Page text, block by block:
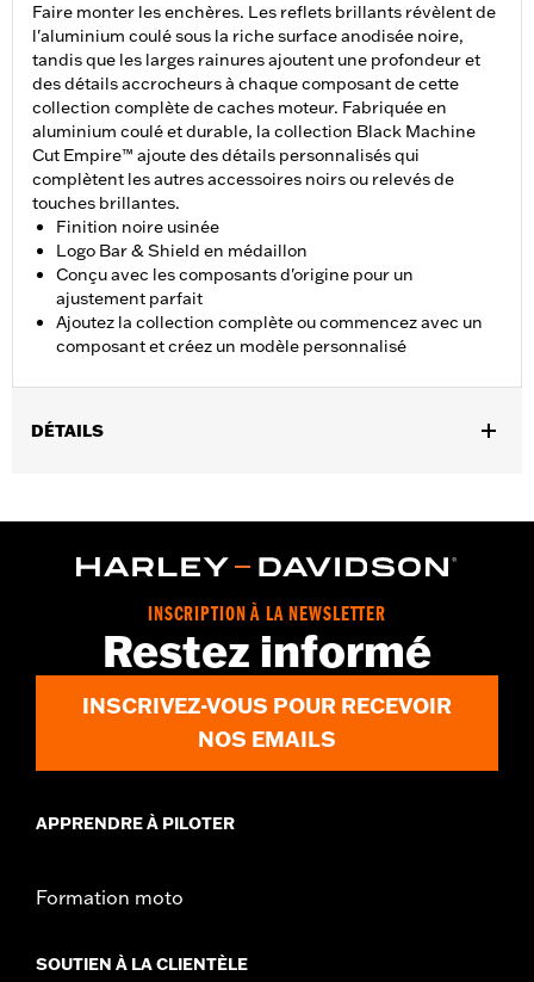
Faire monter les enchères. Les reflets brillants révèlent de
l'aluminium coulé sous la riche surface anodisée noire,
tandis que les larges rainures ajoutent une profondeur et
des détails accrocheurs à chaque composant de cette
collection complète de caches moteur. Fabriquée en
aluminium coulé et durable, la collection Black Machine
Cut Empire™ ajoute des détails personnalisés qui
complètent les autres accessoires noirs ou relevés de
touches brillantes.
Finition noire usinée
Logo Bar & Shield en médaillon
Conçu avec les composants d'origine pour un
ajustement parfait
Ajoutez la collection complète ou commencez avec un
composant et créez un modèle personnalisé
DÉTAILS
Instructions d’installation
Empire
Vendu à l'unité:Chaque
Dans la boîte:Cache d’allumage et instructions d’installation
GARANTIE:,,,,,,,,,,,,,,,,,,,,,,,,,,,,,,,,,,,,,,,,,,,,,,,,,,,,,,,,,,,,,,
nécessiter l'achat de nouveaux joints. Rendez-vous chez
votre concessionnaire pour plus d'informations.
INSCRIPTION À LA NEWSLETTER
Restez informé
INSCRIVEZ-VOUS POUR RECEVOIR
NOS EMAILS
APPRENDRE À PILOTER
Formation moto
SOUTIEN À LA CLIENTÈLE